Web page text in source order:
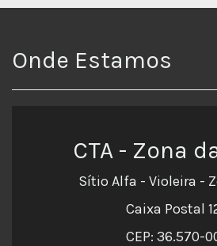
Onde Estamos
CTA - Zona
Sítio Alfa - Violeira -
Caixa Postal
CEP: 36.570-